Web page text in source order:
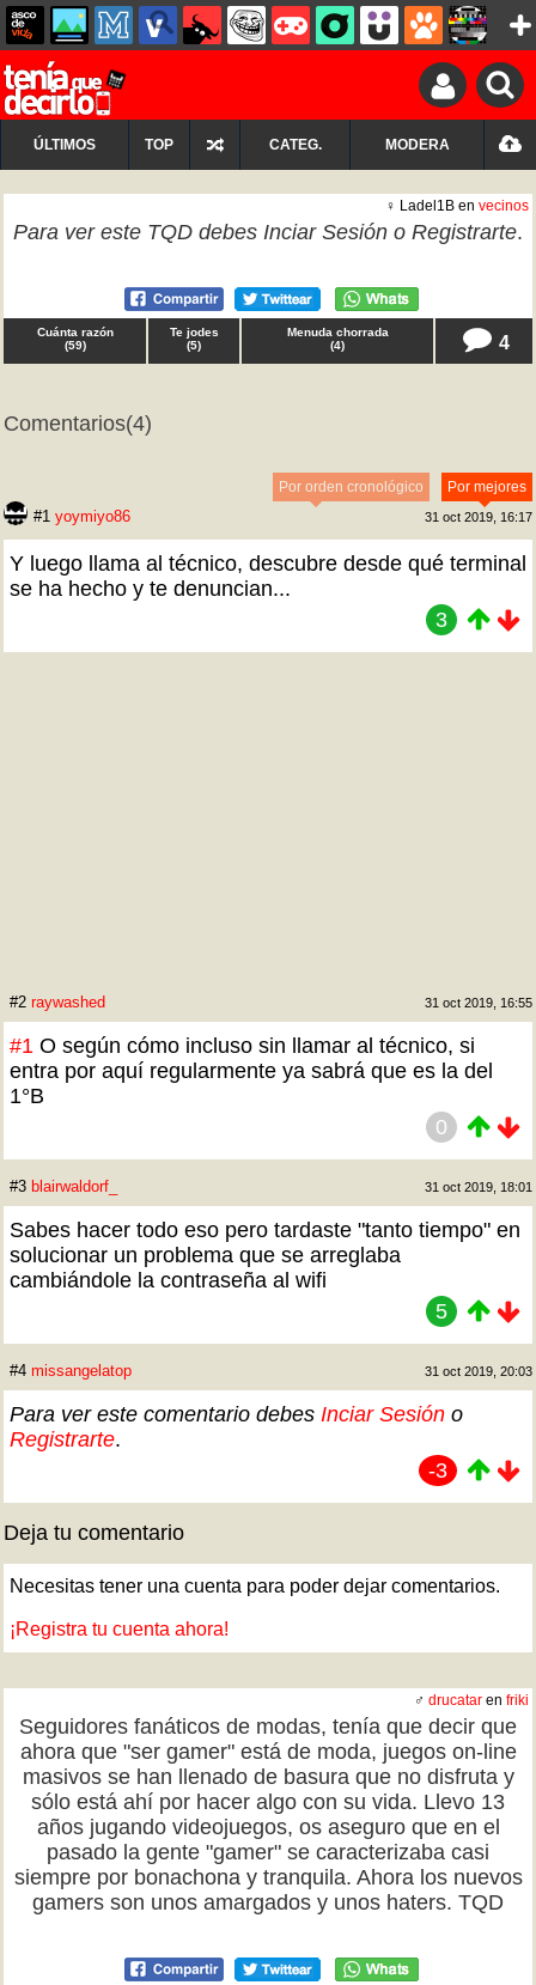
ÚLTIMOS TOP CATEG. MODERA
♀ Ladel1B en vecinos
Para ver este TQD debes Inciar Sesión o Registrarte.
Cuánta razón
(59)
Te jodes
(5)
Menuda chorrada
(4) 4
Comentarios(4)
Por mejores
Por orden cronológico
#1 yoymiyo86 31 oct 2019, 16:17
Y luego llama al técnico, descubre desde qué terminal
se ha hecho y te denuncian...
3
#2 raywashed 31 oct 2019, 16:55
#1 O según cómo incluso sin llamar al técnico, si
entra por aquí regularmente ya sabrá que es la del
1°B
0
#3 blairwaldorf_ 31 oct 2019, 18:01
Sabes hacer todo eso pero tardaste "tanto tiempo" en
solucionar un problema que se arreglaba
cambiándole la contraseña al wifi
5
#4 missangelatop 31 oct 2019, 20:03
Para ver este comentario debes Inciar Sesión o
Registrarte.
-3
Deja tu comentario
Necesitas tener una cuenta para poder dejar comentarios.
¡Registra tu cuenta ahora!
♂ drucatar en friki
Seguidores fanáticos de modas, tenía que decir que
ahora que "ser gamer" está de moda, juegos on-line
masivos se han llenado de basura que no disfruta y
sólo está ahí por hacer algo con su vida. Llevo 13
años jugando videojuegos, os aseguro que en el
pasado la gente "gamer" se caracterizaba casi
siempre por bonachona y tranquila. Ahora los nuevos
gamers son unos amargados y unos haters. TQD